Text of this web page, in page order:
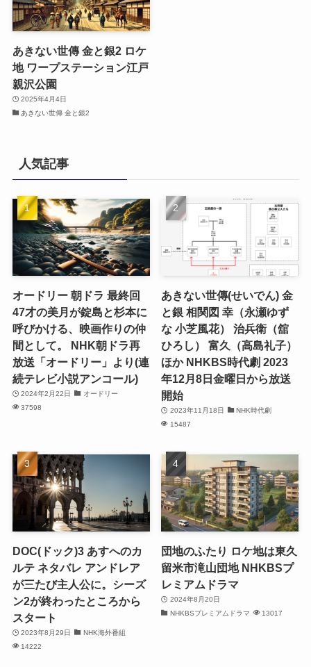
あきない世傳 金と銀2 ロケ
地 ワープステーション江戸
親沢公園
2025年4月4日
あきない世傳 金と銀2
人気記事
オードリー 朝ドラ 最終回
47才の美月が錠島と杉本に
呼びかける、映画作りの仲
間として。 NHK朝ドラ再
放送「オードリー」より(連
続テレビ小説アンコール)
2024年2月22日
オードリー
37598
あきない世傳(せいでん) 金
と銀 相関図 幸（永瀬ゆず
な 小芝風花） 治兵衛（舘
ひろし） 富久（高島礼子）
ほか NHKBS時代劇 2023
年12月8日金曜日から放送
開始
2023年11月18日
NHK時代劇
15487
DOC(ドック)3 あすへのカ
ルテ ネタバレ アンドレア
が三たび主人公に。シーズ
ン2が終わったところから
スタート
2023年8月29日
NHK海外番組
14222
団地のふたり ロケ地は東久
留米市滝山団地 NHKBSプ
レミアムドラマ
2024年8月20日
NHKBSプレミアムドラマ
13017